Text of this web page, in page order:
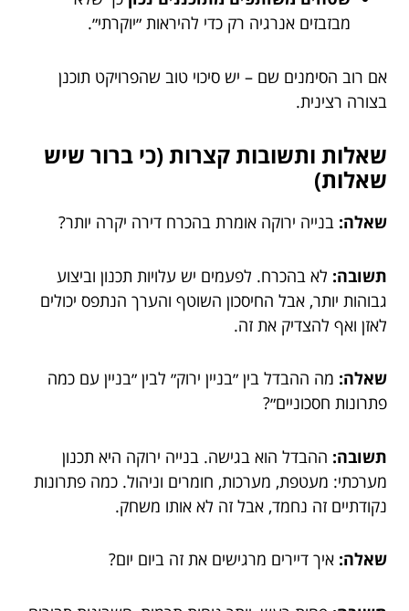
מבזבזים אנרגיה רק כדי להיראות ״יוקרתי״.
אם רוב הסימנים שם – יש סיכוי טוב שהפרויקט תוכנן
בצורה רצינית.
שאלות ותשובות קצרות (כי ברור שיש
שאלות)
שאלה: בנייה ירוקה אומרת בהכרח דירה יקרה יותר?
תשובה: לא בהכרח. לפעמים יש עלויות תכנון וביצוע
גבוהות יותר, אבל החיסכון השוטף והערך הנתפס יכולים
לאזן ואף להצדיק את זה.
שאלה: מה ההבדל בין ״בניין ירוק״ לבין ״בניין עם כמה
פתרונות חסכוניים״?
תשובה: ההבדל הוא בגישה. בנייה ירוקה היא תכנון
מערכתי: מעטפת, מערכות, חומרים וניהול. כמה פתרונות
נקודתיים זה נחמד, אבל זה לא אותו משחק.
שאלה: איך דיירים מרגישים את זה ביום יום?